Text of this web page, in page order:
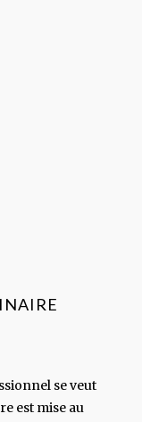
se veut
est mise au